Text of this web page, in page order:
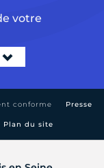
votre
conforme Presse
Plan du site